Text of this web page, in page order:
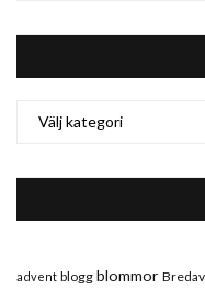
advent blogg blommor